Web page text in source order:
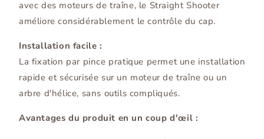
avec des moteurs de traîne, le Straight Shooter
améliore considérablement le contrôle du cap.
Installation facile :
La fixation par pince pratique permet une installation
rapide et sécurisée sur un moteur de traîne ou un
arbre d'hélice, sans outils compliqués.
Avantages du produit en un coup d'œil :